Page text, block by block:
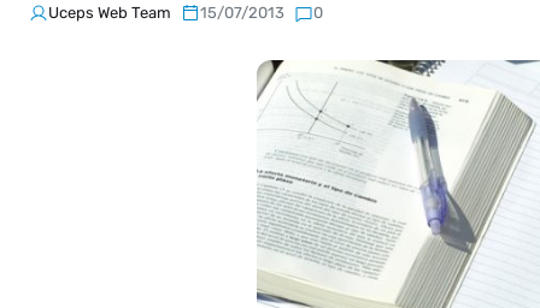
Uceps Web Team 15/07/2013 0